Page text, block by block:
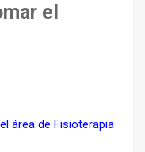
el
área de Fisioterapia